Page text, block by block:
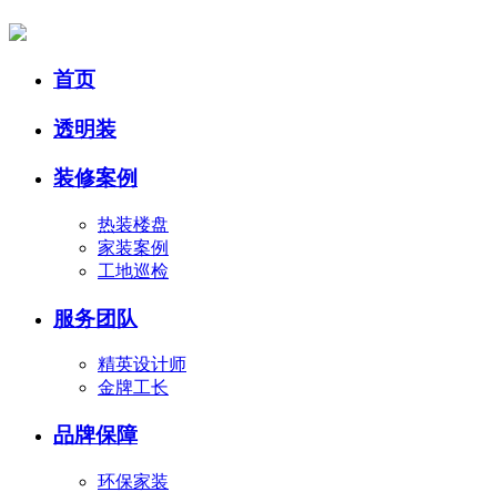
首页
透明装
装修案例
热装楼盘
家装案例
工地巡检
服务团队
精英设计师
金牌工长
品牌保障
环保家装